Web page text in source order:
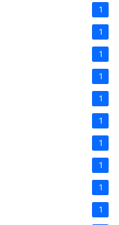
1
1
1
1
1
1
1
1
1
1